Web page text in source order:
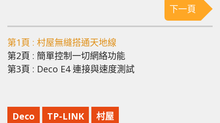
下一頁
第1頁 : 村屋無縫搭通天地線
第2頁 : 簡單控制一切網絡功能
第3頁 : Deco E4 連接與速度測試
Deco TP-LINK 村屋